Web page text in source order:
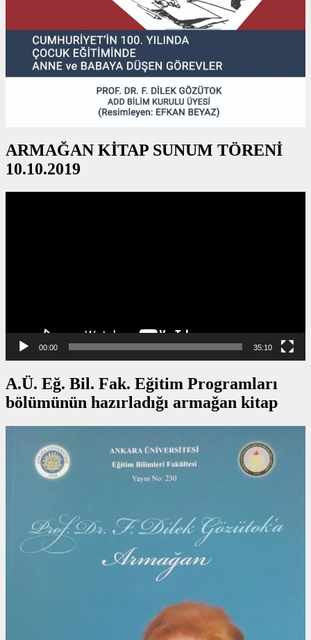
ARMAĞAN KİTAP SUNUM TÖRENİ
10.10.2019
00:00 35:10
A.Ü. Eğ. Bil. Fak. Eğitim Programları
bölümünün hazırladığı armağan kitap